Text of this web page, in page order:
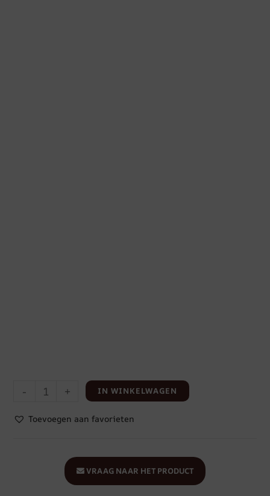
- + IN WINKELWAGEN
Toevoegen aan favorieten
VRAAG NAAR HET PRODUCT